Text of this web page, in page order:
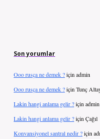
Son yorumlar
Ooo rusça ne demek ?için admin
Ooo rusça ne demek ?için Tunç
Lakin hangi anlama gelir ?için admin
Lakin hangi anlama gelir ?için Çağıl
Konvansiyonel santral nedir ?için